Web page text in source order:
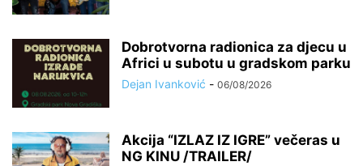
Dobrotvorna radionica za djecu u
Africi u subotu u gradskom parku
Dejan Ivanković - 06/08/2026
Akcija “IZLAZ IZ IGRE” večeras u
NG KINU /TRAILER/